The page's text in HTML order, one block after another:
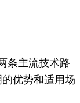
条主流技术路
优势和适用场